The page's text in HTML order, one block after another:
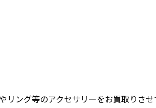
ング等のアクセサリーをお買取りさ